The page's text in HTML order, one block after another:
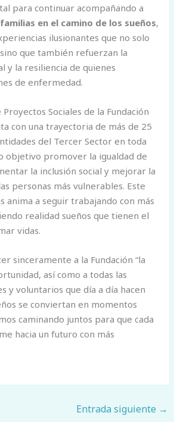
para continuar acompañando a
en el camino de los sueños,
ilusionantes que no solo
que también refuerzan la
y la resiliencia de quienes
de enfermedad.
Sociales de la Fundación
con una trayectoria de más de 25
del Tercer Sector en toda
objetivo promover la igualdad de
la inclusión social y mejorar la
personas más vulnerables. Este
anima a seguir trabajando con más
realidad sueños que tienen el
vidas.
sinceramente a la Fundación “la
así como a todas las
y voluntarios que día a día hacen
se conviertan en momentos
caminando juntos para que cada
hacia un futuro con más
Entrada siguiente →